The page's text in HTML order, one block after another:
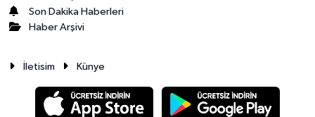
Son Dakika Haberleri
Haber Arşivi
İletisim Künye